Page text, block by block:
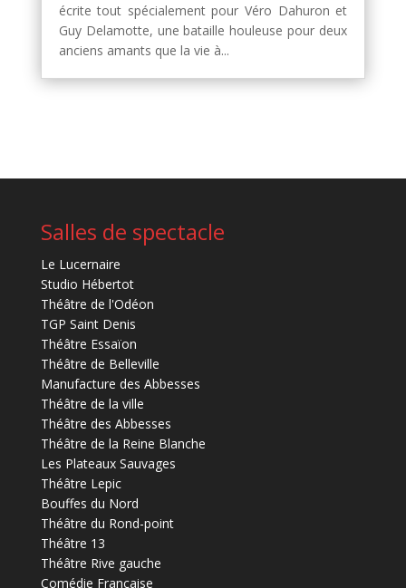
écrite tout spécialement pour Véro Dahuron et
Guy Delamotte, une bataille houleuse pour deux
anciens amants que la vie à...
Salles de spectacle
Le Lucernaire
Studio Hébertot
Théâtre de l'Odéon
TGP Saint Denis
Théâtre Essaïon
Théâtre de Belleville
Manufacture des Abbesses
Théâtre de la ville
Théâtre des Abbesses
Théâtre de la Reine Blanche
Les Plateaux Sauvages
Théâtre Lepic
Bouffes du Nord
Théâtre du Rond-point
Théâtre 13
Théâtre Rive gauche
Comédie Française